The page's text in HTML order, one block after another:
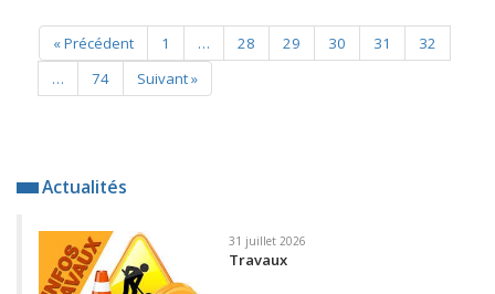
« Précédent 1 … 28 29 30 31
32
…
74 Suivant »
Actualités
31 juillet 2026
Travaux